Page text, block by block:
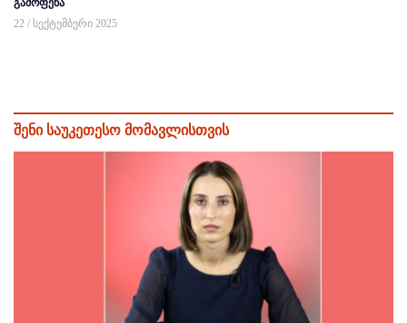
გამოფენა
22 / სექტემბერი 2025
შენი საუკეთესო მომავლისთვის